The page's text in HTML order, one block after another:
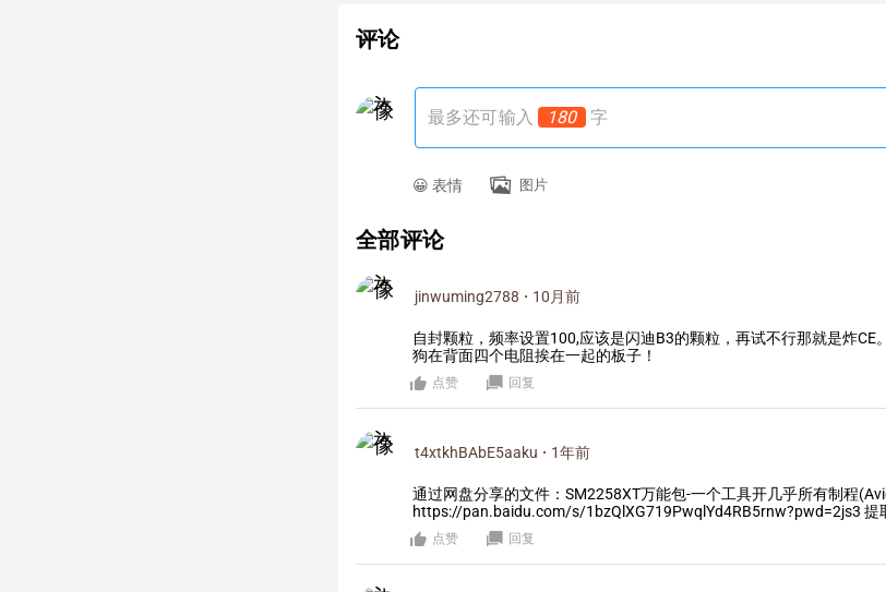
评论
最多还可输入 180 字
😀 表情 图片
全部评论
jinwuming2788 · 10月前
自封颗粒，频率设置100,应该是闪迪B3的颗粒，再试不行那就是炸CE
狗在背面四个电阻挨在一起的板子！
点赞 回复
t4xtkhBAbE5aaku · 1年前
通过网盘分享的文件：SM2258XT万能包-一个工具开几乎所有制程
https://pan.baidu.com/s/1bzQlXG719PwqlYd4RB5rnw?pwd=2js3 提
点赞 回复